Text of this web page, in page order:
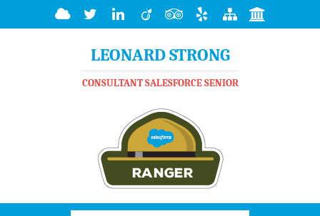
LEONARD STRONG
CONSULTANT SALESFORCE SENIOR